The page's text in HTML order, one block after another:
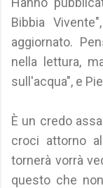
Bibbia
aggiornato.
nella lettura,
sull'acqua", e
È un credo
croci attorno
tornerà vorrà
questo che